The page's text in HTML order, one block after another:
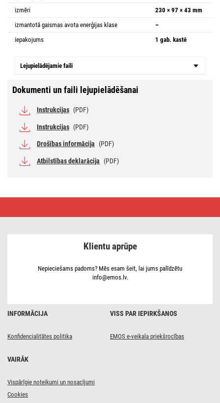
izmēri
230 × 97 × 43 mm
izmantotā gaismas avota enerģijas klase
–
iepakojums
1 gab. kastē
Lejupielādējamie faili
Dokumenti un faili lejupielādēšanai
Instrukcijas (PDF)
Instrukcijas (PDF)
Drošības informācija (PDF)
Atbilstības deklarācija (PDF)
BRIXO
INFORMĀCIJA
Konfidencialitātes politika
VISS PAR IEPIRKŠANOS
EMOS e-veikala priekšrocības
VAIRĀK
Vispārīgie noteikumi un nosacījumi
Cookies
Klientu aprūpe
Nepieciešams padoms? Mēs esam šeit, lai jums palīdzētu
info@emos.lv.